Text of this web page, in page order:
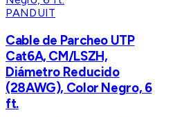
PANDUIT
Cable de Parcheo UTP
Cat6A, CM/LSZH,
Diámetro Reducido
(28AWG), Color Negro, 6
ft.